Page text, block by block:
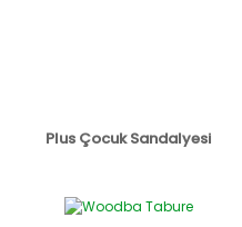
Plus Çocuk Sandalyesi